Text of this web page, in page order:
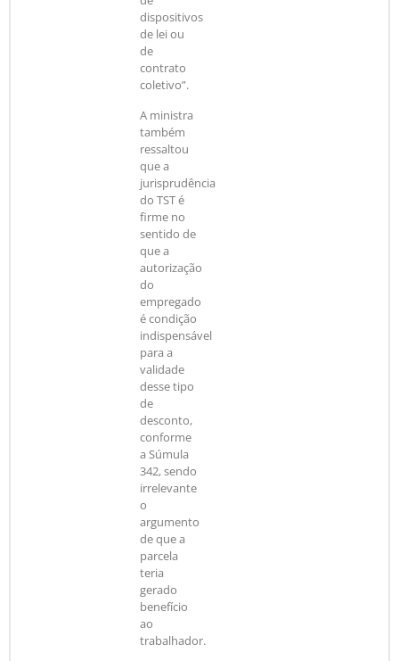
dispositivos
de lei ou
de
contrato
coletivo”.
A ministra
também
ressaltou
que a
jurisprudência
do TST é
firme no
sentido de
que a
autorização
do
empregado
é condição
indispensável
para a
validade
desse tipo
de
desconto,
conforme
a Súmula
342, sendo
irrelevante
o
argumento
de que a
parcela
teria
gerado
benefício
ao
trabalhador.